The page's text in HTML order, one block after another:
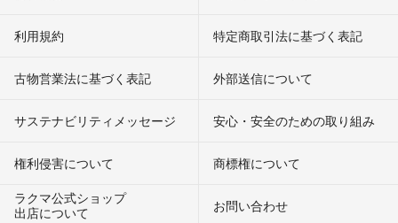
利用規約 特定商取引法に基づく表記
古物営業法に基づく表記 外部送信について
サステナビリティメッセージ 安心・安全のための取り組み
権利侵害について
商標権について
ラクマ公式ショップ
出店について
お問い合わせ